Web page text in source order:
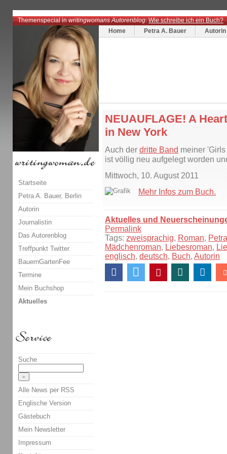
Themenspecial inwritingwomans Autorenblog:Wie schreibe ich ein Buch?
Home
Petra A. Bauer Autorin
NEUAUFLAGE! A
in New York
Auch der dritte Band meiner
ist völlig neu aufgelegt worden
Mittwoch, 10. August 2011
Mehr Infos zum Buch.
Aktuelles und
Permalink
Tags: zweisprachig, Roman,
Mädchenroman, Liebesroman,
englisch, deutsch, Buch, Autorin
Startseite
Petra A. Bauer, Berlin
Autorin
Journalistin
Das Autorenblog
Treffpunkt Twitter
BauernGartenFee
Termine
Mein Buchshop
Aktuelles
Suche
Alle News per RSS
Englische Version
Gästebuch
Mein Newsletter
Impressum